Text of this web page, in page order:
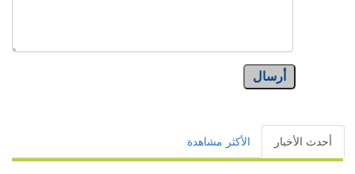
أرسال
أحدث الأخبار الأكثر مشاهدة